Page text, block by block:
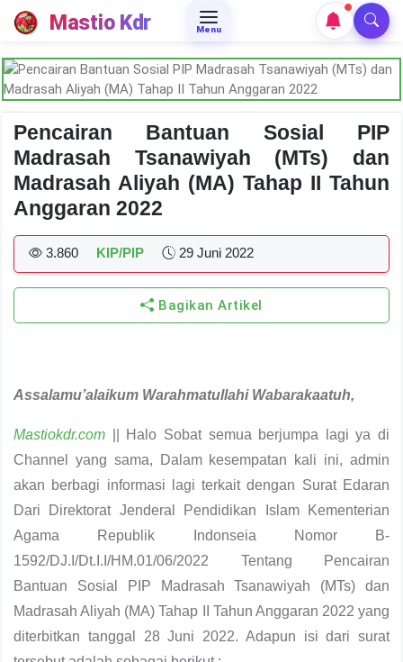
Mastio Kdr Menu
Pencairan Bantuan Sosial PIP
Madrasah Tsanawiyah (MTs) dan
Madrasah Aliyah (MA) Tahap II Tahun
Anggaran 2022
3.860 KIP/PIP 29 Juni 2022
Bagikan Artikel
Assalamu’alaikum Warahmatullahi Wabarakaatuh,
Mastiokdr.com || Halo Sobat semua berjumpa lagi ya di
Channel yang sama, Dalam kesempatan kali ini, admin
akan berbagi informasi lagi terkait dengan Surat Edaran
Dari Direktorat Jenderal Pendidikan Islam Kementerian
Agama Republik Indonseia Nomor B-
1592/DJ.I/Dt.I.I/HM.01/06/2022 Tentang Pencairan
Bantuan Sosial PIP Madrasah Tsanawiyah (MTs) dan
Madrasah Aliyah (MA) Tahap II Tahun Anggaran 2022 yang
diterbitkan tanggal 28 Juni 2022. Adapun isi dari surat